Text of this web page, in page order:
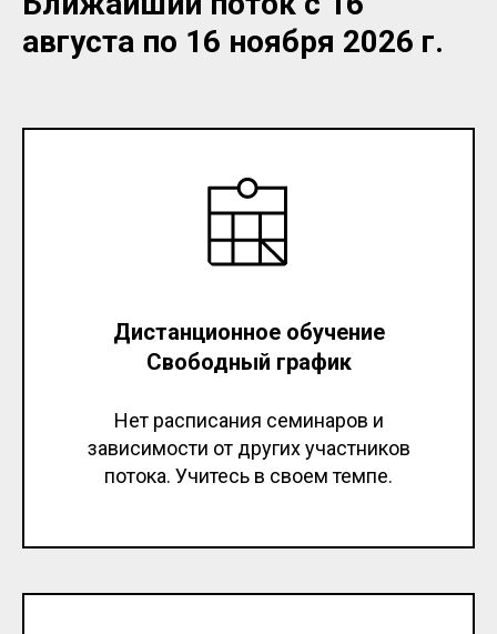
августа по 16 ноября 2026 г.
Дистанционное обучение
Свободный график
Нет расписания семинаров и
зависимости от других участников
потока. Учитесь в своем темпе.